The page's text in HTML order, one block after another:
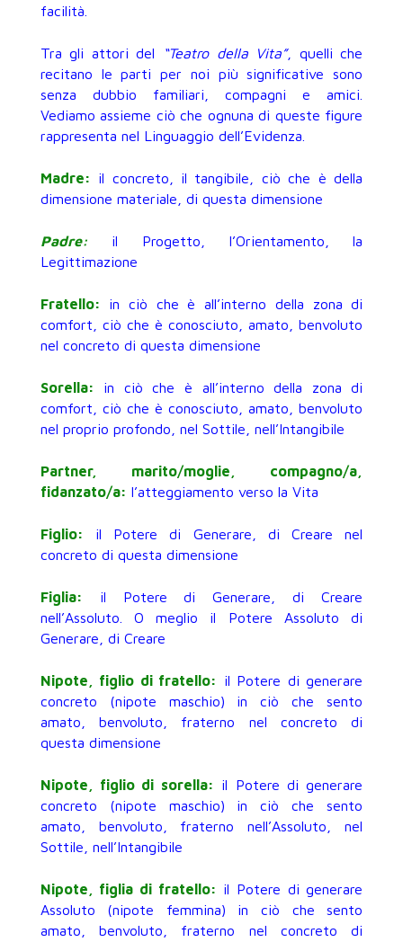
facilità.
Tra gli attori del “Teatro della Vita”, quelli che
recitano le parti per noi più significative sono
senza dubbio familiari, compagni e amici.
Vediamo assieme ciò che ognuna di queste figure
rappresenta nel Linguaggio dell’Evidenza.
Madre: il concreto, il tangibile, ciò che è della
dimensione materiale, di questa dimensione
Padre: il Progetto, l’Orientamento, la
Legittimazione
Fratello: in ciò che è all’interno della zona di
comfort, ciò che è conosciuto, amato, benvoluto
nel concreto di questa dimensione
Sorella: in ciò che è all’interno della zona di
comfort, ciò che è conosciuto, amato, benvoluto
nel proprio profondo, nel Sottile, nell’Intangibile
Partner, marito/moglie, compagno/a,
fidanzato/a: l’atteggiamento verso la Vita
Figlio: il Potere di Generare, di Creare nel
concreto di questa dimensione
Figlia: il Potere di Generare, di Creare
nell’Assoluto. O meglio il Potere Assoluto di
Generare, di Creare
Nipote, figlio di fratello:
il Potere di generare
concreto (nipote maschio) in ciò che sento
amato, benvoluto, fraterno nel concreto di
questa dimensione
Nipote, figlio di sorella:
il Potere di generare
concreto (nipote maschio) in ciò che sento
amato, benvoluto, fraterno nell’Assoluto, nel
Sottile, nell’Intangibile
Nipote, figlia di fratello: il Potere di generare
Assoluto (nipote femmina) in ciò che sento
amato, benvoluto, fraterno nel concreto di